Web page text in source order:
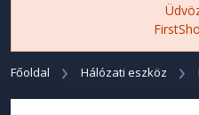
Főoldal Hálózati eszköz